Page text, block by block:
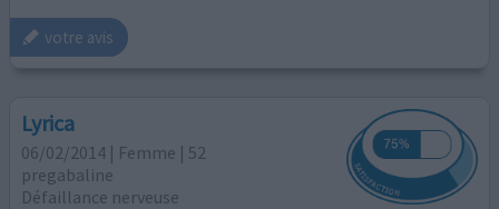
votre avis
Lyrica
06/02/2014 | Femme | 52
pregabaline
Défaillance nerveuse